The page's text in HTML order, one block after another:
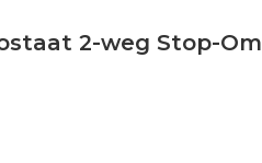
2-weg Stop-